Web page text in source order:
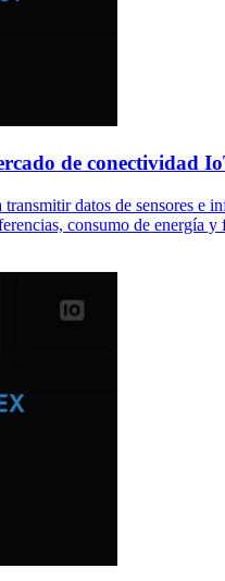
de conectividad
datos de sensores
consumo de energía